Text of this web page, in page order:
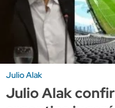
Julio Alak
Julio Alak